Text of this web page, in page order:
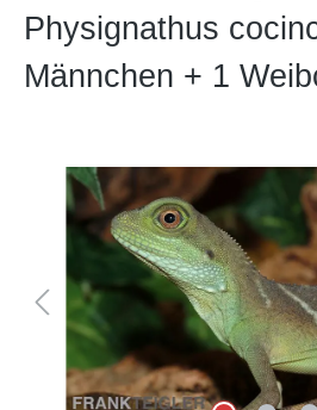
Physignathus
Männchen + 1
Bildergalerie überspringen